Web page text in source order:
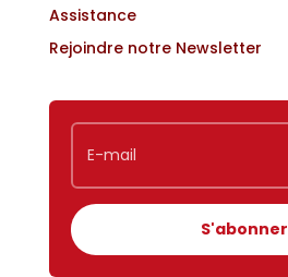
Assistance
Rejoindre notre Newsletter
S'abonner